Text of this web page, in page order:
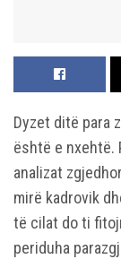
Dyzet ditë para
është e nxehtë.
analizat
mirë kadrovik
të cilat do ti
periduha